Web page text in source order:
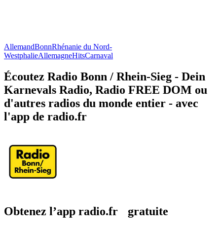
AllemandBonnRhénanie du Nord-
WestphalieAllemagneHitsCarnaval
Écoutez Radio Bonn / Rhein-Sieg - Dein
Karnevals Radio, Radio FREE DOM ou
d'autres radios du monde entier - avec
l'app de radio.fr
Obtenez l’app radio.fr gratuite